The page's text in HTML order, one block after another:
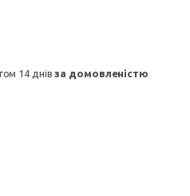
14 днівза домовленістю